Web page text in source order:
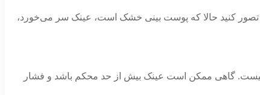
کنید حالا که پوست بینی خشک است، عینک سر می‌خورد،
نیست. گاهی ممکن است عینک بیش از حد محکم باشد و فشار